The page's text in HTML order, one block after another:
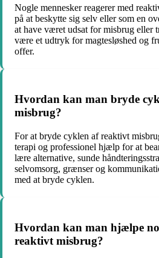
Nogle mennesker reagerer med
på at beskytte sig selv eller som en
at have været udsat for misbrug eller
være et udtryk for magtesløshed og
offer.
Hvordan kan man bryde
misbrug?
For at bryde cyklen af reaktivt
terapi og professionel hjælp for at
lære alternative, sunde
selvomsorg, grænser og
med at bryde cyklen.
Hvordan kan man hjælpe
reaktivt misbrug?